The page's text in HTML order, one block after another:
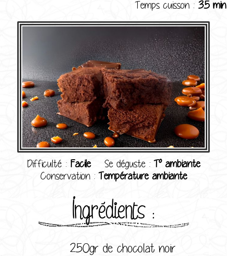
Temps cuisson : 35 min
Difficulté : Facile Se déguste :T° ambiante
Conservation :Température ambiante
Ingrédients :
250gr de chocolat noir